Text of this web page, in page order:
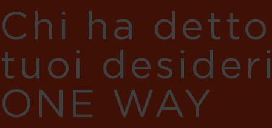
Chi ha
tuoi
ONE WAY